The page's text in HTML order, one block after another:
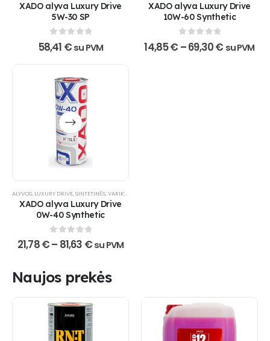
XADO alyva Luxury Drive
5W-30 SP
out of 5
58,41 € su PVM
may
be
chosen
on
the
XADO alyva Luxury Drive
10W-60 Synthetic
out of 5
14,85€ –69,30€Price
su PVM
This
product
has
multiple
variants.
options
may
be
chosen
on
the
page
ALYVOS, LUXURY DRIVE,SINTETINĖS,VARIKLINĖS ALYVOS
XADO alyva Luxury Drive
0W-40 Synthetic
out of 5
21,78€– 81,63 €Price
through
81,63 €
su PVM
Naujos prekės